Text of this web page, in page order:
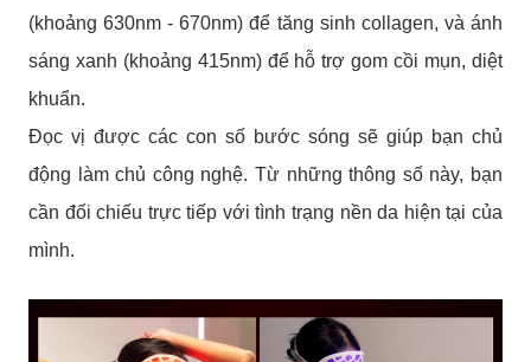
(khoảng 630nm - 670nm) để tăng sinh collagen, và ánh
sáng xanh (khoảng 415nm) để hỗ trợ gom cồi mụn, diệt
khuẩn.
Đọc vị được các con số bước sóng sẽ giúp bạn chủ
động làm chủ công nghệ. Từ những thông số này, bạn
cần đối chiếu trực tiếp với tình trạng nền da hiện tại của
mình.